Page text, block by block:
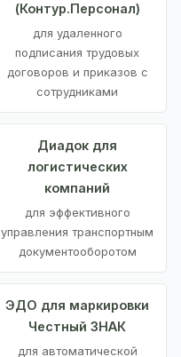
(Контур.Персонал)
для удаленного
подписания трудовых
договоров и приказов с
сотрудниками
Диадок для
логистических
компаний
для эффективного
управления транспортным
документооборотом
ЭДО для маркировки
Честный ЗНАК
для автоматической